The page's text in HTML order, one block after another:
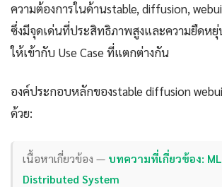
ความต้องการในด้านstable, diffusion,
ซึ่งมีจุดเด่นที่ประสิทธิภาพสูงและความยืดห
ให้เข้ากับ Use Case ที่แตกต่างกัน
องค์ประกอบหลักของstable diffusion
ด้วย:
เนื้อหาเกี่ยวข้อง — บทความที่เกี่ยวข้อง:
Distributed System